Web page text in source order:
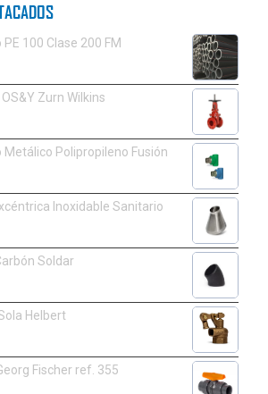
100 Clase 200 FM
Zurn Wilkins
Polipropileno Fusión
Inoxidable Sanitario
Soldar
Helbert
Fischer ref. 355